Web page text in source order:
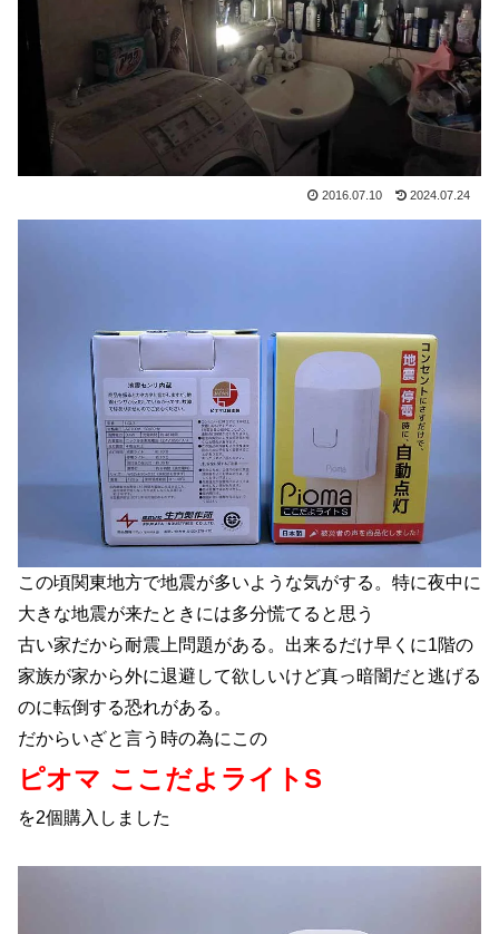
2016.07.10 2024.07.24
この頃関東地方で地震が多いような気がする。特に夜中に
大きな地震が来たときには多分慌てると思う
古い家だから耐震上問題がある。出来るだけ早くに1階の
家族が家から外に退避して欲しいけど真っ暗闇だと逃げる
のに転倒する恐れがある。
だからいざと言う時の為にこの
ピオマ ここだよライトS
を2個購入しました